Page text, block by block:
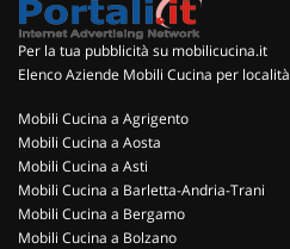
Per la tua pubblicità su mobilicucina.it
Elenco Aziende Mobili Cucina per località
Mobili Cucina a Agrigento
Mobili Cucina a Aosta
Mobili Cucina a Asti
Mobili Cucina a Barletta-Andria-Trani
Mobili Cucina a Bergamo
Mobili Cucina a Bolzano